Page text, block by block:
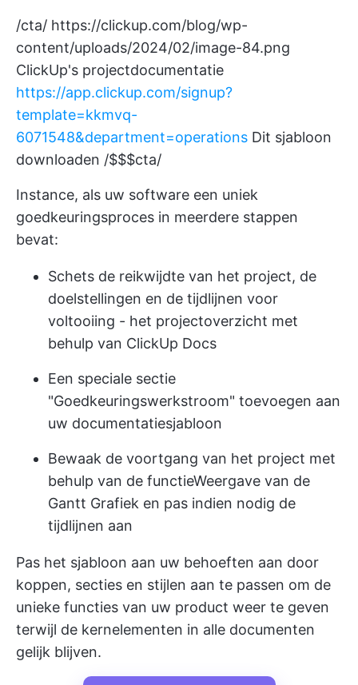
/cta/ https://clickup.com/blog/wp-
content/uploads/2024/02/image-84.png
ClickUp's projectdocumentatie
https://app.clickup.com/signup?
template=kkmvq-
6071548&department=operations Dit sjabloon
downloaden /$$$cta/
Instance, als uw software een uniek
goedkeuringsproces in meerdere stappen
bevat:
Schets de reikwijdte van het project, de
doelstellingen en de tijdlijnen voor
voltooiing - het projectoverzicht met
behulp van ClickUp Docs
Een speciale sectie
"Goedkeuringswerkstroom" toevoegen aan
uw documentatiesjabloon
Bewaak de voortgang van het project met
behulp van de functieWeergave van de
Gantt Grafiek en pas indien nodig de
tijdlijnen aan
Pas het sjabloon aan uw behoeften aan door
koppen, secties en stijlen aan te passen om de
unieke functies van uw product weer te geven
terwijl de kernelementen in alle documenten
gelijk blijven.